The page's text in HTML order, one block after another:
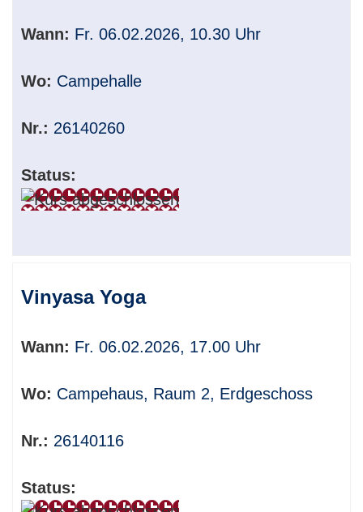
Wann: Fr. 06.02.2026, 10.30 Uhr
Wo: Campehalle
Nr.: 26140260
Status:
Vinyasa Yoga
Wann: Fr. 06.02.2026, 17.00 Uhr
Wo: Campehaus, Raum 2, Erdgeschoss
Nr.: 26140116
Status: